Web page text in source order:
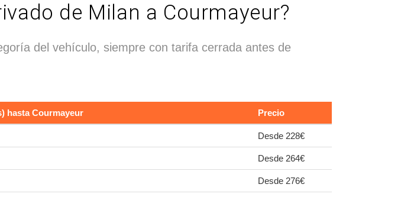
de Milan a Courmayeur?
del vehículo, siempre con tarifa cerrada antes de
hasta Courmayeur Precio
Desde 228€
Desde 264€
Desde 276€